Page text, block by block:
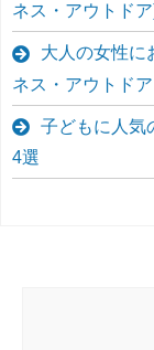
ネス・アウトド
大人の女性に
ネス・アウトドア
子どもに人気
4選